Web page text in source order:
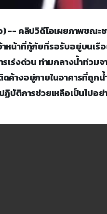
-- คลิปวิดีโอเผยภาพขณะ
หน้าที่กู้ภัยที่รอรับอยู่บนเรือ
รเร่งด่วน ท่ามกลางน้ำท่ว
ดค้างอยู่ภายในอาคารที่ถูก
บัติการช่วยเหลือเป็นไปอ